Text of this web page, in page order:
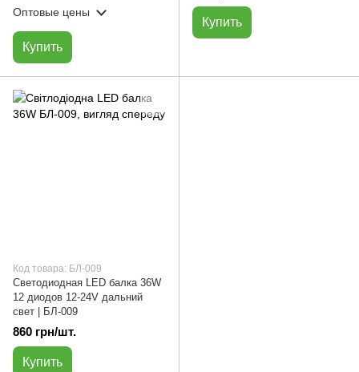
Оптовые цены
Купить
Купить
Код товара: БЛ-009
Светодиодная LED балка 36W
12 диодов 12-24V дальний
свет | БЛ-009
860 грн/шт.
Купить